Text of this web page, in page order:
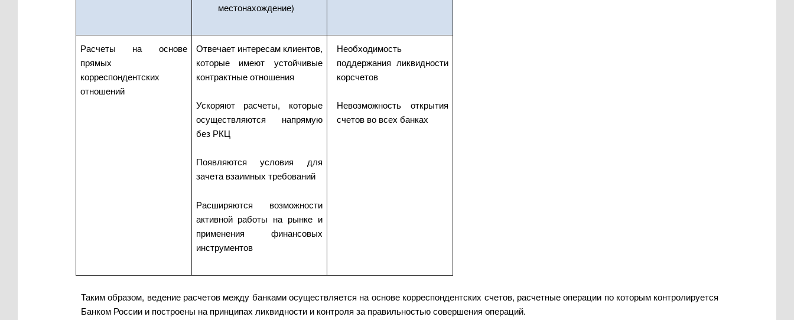
местонахождение)
Расчеты на основе
прямых
корреспондентских
отношений
Отвечает интересам клиентов,
которые имеют устойчивые
контрактные отношения
Ускоряют расчеты, которые
осуществляются напрямую
без РКЦ
Появляются условия для
зачета взаимных требований
Расширяются возможности
активной работы на рынке и
применения финансовых
инструментов
Необходимость
поддержания ликвидности
корсчетов
Невозможность открытия
счетов во всех банках
Таким образом, ведение расчетов между банками осуществляется на основе корреспондентских счетов, расчетные операции по которым контролируется
Банком России и построены на принципах ликвидности и контроля за правильностью совершения операций.